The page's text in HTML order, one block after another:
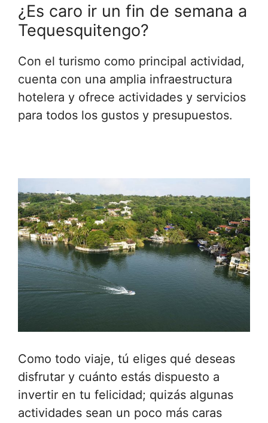
¿Es caro ir un fin de semana a
Tequesquitengo?
Con el turismo como principal actividad,
cuenta con una amplia infraestructura
hotelera y ofrece actividades y servicios
para todos los gustos y presupuestos.
Como todo viaje, tú eliges qué deseas
disfrutar y cuánto estás dispuesto a
invertir en tu felicidad; quizás algunas
actividades sean un poco más caras